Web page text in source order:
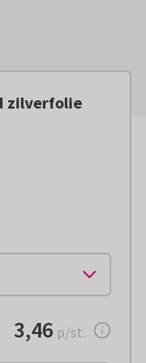
zilverfolie
€ 3,46per stuk
3,46 p/st.